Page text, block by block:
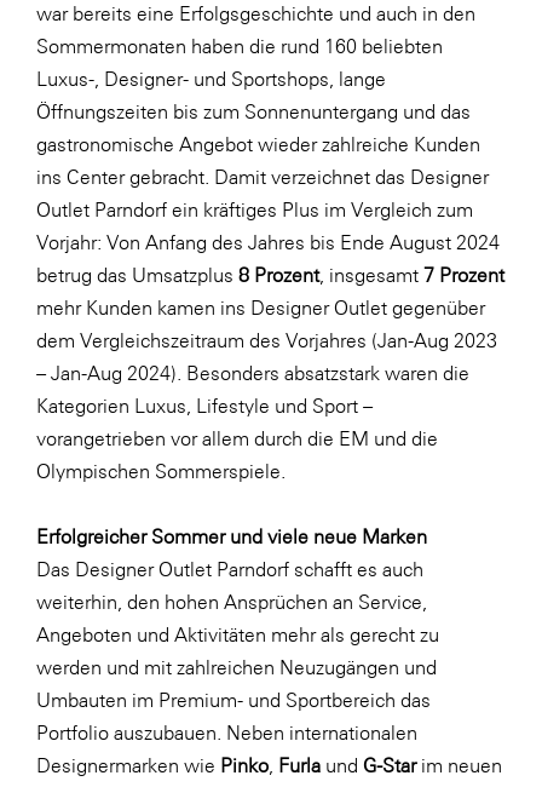
LAT Nitrogen
Lidl Österreich
Die Menü-Manufaktur
MTH Retail Group
OMV
OptimaMed
PHH Rechtsanwält:innen
Primark
Salesforce
SeneCura
SERVICE&MORE
SKINUANCE®
Somfy
SPIEGLTEC
war bereits eine Erfolgsgeschichte und auch in den
Sommermonaten haben die rund 160 beliebten
Luxus-, Designer- und Sportshops, lange
Öffnungszeiten bis zum Sonnenuntergang und das
gastronomische Angebot wieder zahlreiche Kunden
ins Center gebracht. Damit verzeichnet das Designer
Outlet Parndorf ein kräftiges Plus im Vergleich zum
Vorjahr: Von Anfang des Jahres bis Ende August 2024
betrug das Umsatzplus 8 Prozent, insgesamt 7 Prozent
mehr Kunden kamen ins Designer Outlet gegenüber
dem Vergleichszeitraum des Vorjahres (Jan-Aug 2023
– Jan-Aug 2024). Besonders absatzstark waren die
Kategorien Luxus, Lifestyle und Sport –
vorangetrieben vor allem durch die EM und die
Olympischen Sommerspiele.
Erfolgreicher Sommer und viele neue Marken
Das Designer Outlet Parndorf schafft es auch
weiterhin, den hohen Ansprüchen an Service,
Angeboten und Aktivitäten mehr als gerecht zu
werden und mit zahlreichen Neuzugängen und
Umbauten im Premium- und Sportbereich das
Portfolio auszubauen. Neben internationalen
Designermarken wie Pinko Furla und G-Starim neuen